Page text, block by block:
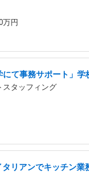
万円
にて事務サポート」
スタッフィング
リアンでキッチン業